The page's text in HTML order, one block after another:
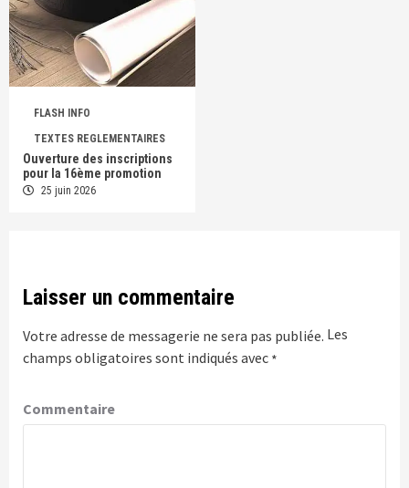
FLASH INFO
TEXTES REGLEMENTAIRES
Ouverture des inscriptions
pour la 16ème promotion
25 juin 2026
Laisser un commentaire
Votre adresse de messagerie ne sera pas publiée. Les
champs obligatoires sont indiqués avec *
Commentaire